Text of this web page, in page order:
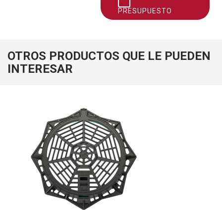
PRESUPUESTO
OTROS PRODUCTOS QUE LE PUEDEN
INTERESAR